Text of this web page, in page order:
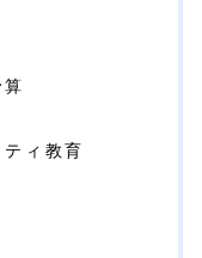
ィ教育